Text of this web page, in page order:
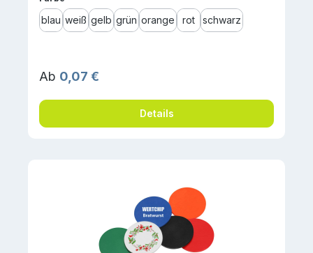
blau weiß gelb grün orange rot schwarz
Regulärer Preis:
Ab 0,07 €
Details